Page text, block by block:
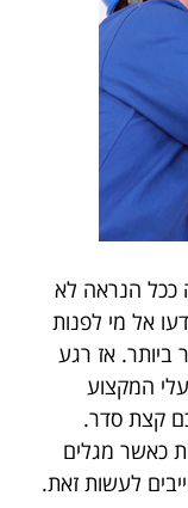
ככל הנראה לא
אל מי לפנות
ביותר. אז רגע
המקצוע
קצת סדר.
כאשר מגלים
לעשות זאת.